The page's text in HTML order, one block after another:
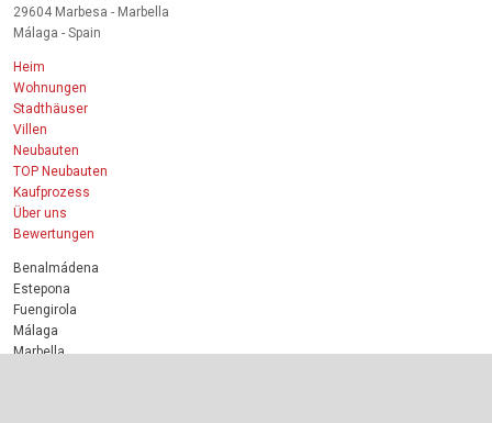
29604 Marbesa - Marbella
Málaga - Spain
Heim
Wohnungen
Stadthäuser
Villen
Neubauten
TOP Neubauten
Kaufprozess
Über uns
Bewertungen
Benalmádena
Estepona
Fuengirola
Málaga
Marbella